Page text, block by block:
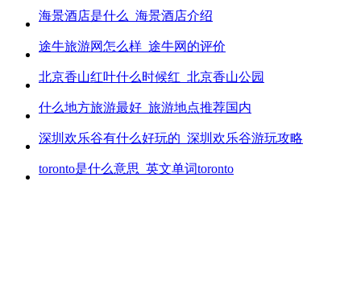
海景酒店是什么_海景酒店介绍
途牛旅游网怎么样_途牛网的评价
北京香山红叶什么时候红_北京香山公园
什么地方旅游最好_旅游地点推荐国内
深圳欢乐谷有什么好玩的_深圳欢乐谷游玩攻略
toronto是什么意思_英文单词toronto